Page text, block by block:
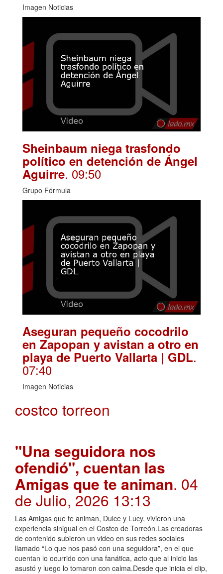
Imagen Noticias
Sheinbaum niega trasfondo
político en detención de Ángel
Aguirre. 09:50
Grupo Fórmula
Aseguran pequeño cocodrilo
en Zapopan y avistan a otro en
playa de Puerto Vallarta | GDL.
07:40
Imagen Noticias
costco torreon
"Una seguidora nos
ofendió", cuentan las
Amigas que te animan. 04
de Julio, 2026 13:13
Las Amigas que te animan, Dulce y Lucy, vivieron una
experiencia sinigual en el Costco de Torreón.Las creadoras
de contenido subieron un video en sus redes sociales
llamado “Lo que nos pasó con una seguidora”, en el que
cuentan lo ocurrido con una fanática, acto que al inicio las
asustó y luego lo tomaron con calma.Desde que inicia el clip,